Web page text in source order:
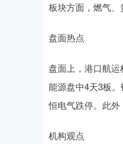
板块方面，燃气、
盘面热点
盘面上，港口航
能源盘中4天3板
恒电气跌停。此外
机构观点